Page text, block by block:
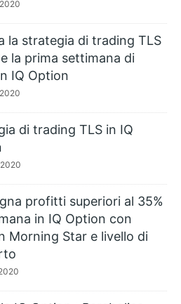
la strategia di trading TLS
la prima settimana di
IQ Option
di trading TLS in IQ
profitti superiori al 35%
in IQ Option con
Morning Star e livello di